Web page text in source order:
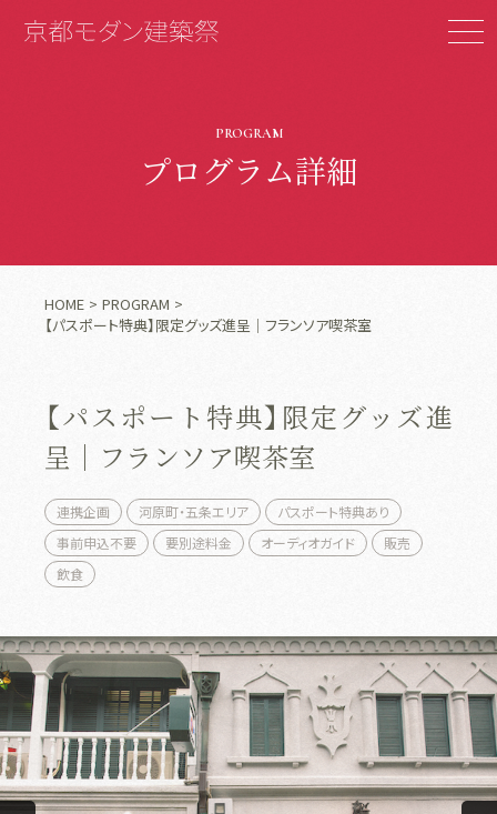
PROGRAM
プログラム詳細
HOME
PROGRAM
【パスポート特典】限定グッズ進呈｜フランソア喫茶室
【パスポート特典】限定グッズ進
呈｜フランソア喫茶室
連携企画 河原町・五条エリア
パスポート特典あり
事前申込不要
要別途料金 オーディオガイド
販売
飲食